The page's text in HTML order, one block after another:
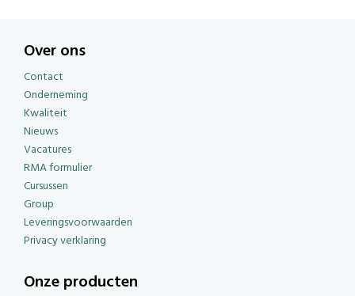
Over ons
Contact
Onderneming
Kwaliteit
Nieuws
Vacatures
RMA formulier
Cursussen
Group
Leveringsvoorwaarden
Privacy verklaring
Onze producten